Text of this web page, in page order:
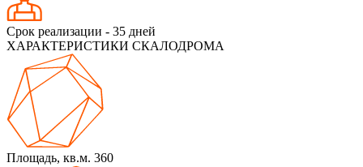
Срок реализации - 35 дней
ХАРАКТЕРИСТИКИ СКАЛОДРОМА
Площадь, кв.м. 360